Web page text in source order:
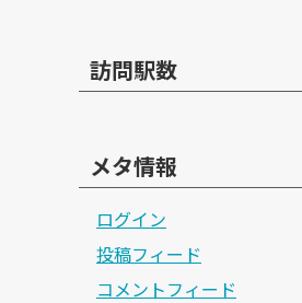
訪問駅数
メタ情報
ログイン
投稿フィード
コメントフィード